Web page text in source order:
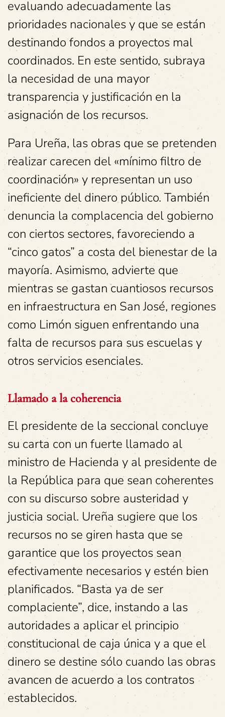
evaluando adecuadamente las
prioridades nacionales y que se están
destinando fondos a proyectos mal
coordinados. En este sentido, subraya
la necesidad de una mayor
transparencia y justificación en la
asignación de los recursos.
Para Ureña, las obras que se pretenden
realizar carecen del «mínimo filtro de
coordinación» y representan un uso
ineficiente del dinero público. También
denuncia la complacencia del gobierno
con ciertos sectores, favoreciendo a
“cinco gatos” a costa del bienestar de la
mayoría. Asimismo, advierte que
mientras se gastan cuantiosos recursos
en infraestructura en San José, regiones
como Limón siguen enfrentando una
falta de recursos para sus escuelas y
otros servicios esenciales.
Llamado a la coherencia
El presidente de la seccional concluye
su carta con un fuerte llamado al
ministro de Hacienda y al presidente de
la República para que sean coherentes
con su discurso sobre austeridad y
justicia social. Ureña sugiere que los
recursos no se giren hasta que se
garantice que los proyectos sean
efectivamente necesarios y estén bien
planificados. “Basta ya de ser
complaciente”, dice, instando a las
autoridades a aplicar el principio
constitucional de caja única y a que el
dinero se destine sólo cuando las obras
avancen de acuerdo a los contratos
establecidos.